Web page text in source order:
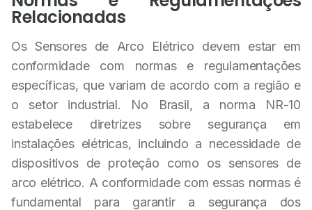
Relacionadas
Os Sensores de Arco Elétrico devem estar em
conformidade com normas e regulamentações
específicas, que variam de acordo com a região e
o setor industrial. No Brasil, a norma NR-10
estabelece diretrizes sobre segurança em
instalações elétricas, incluindo a necessidade de
dispositivos de proteção como os sensores de
arco elétrico. A conformidade com essas normas é
fundamental para garantir a segurança dos